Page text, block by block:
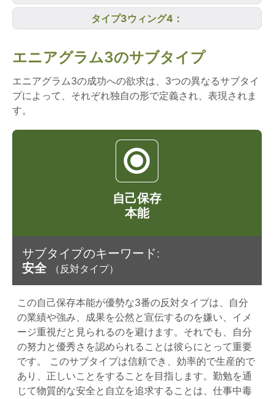
タイプ3ウィング4：
エニアグラム3のサブタイプ
エニアグラム3の成功への欲求は、3つの異なるサブタイ
プによって、それぞれ独自の形で定義され、表現されま
す。
自己保存
本能
サブタイプのキーワード:
安全
（反対タイプ）
この自己保存本能が優勢な3番の反対タイプは、自分
の業績や強み、成果を公然と宣伝するのを嫌い、イメ
ージ重視だと見られるのを避けます。それでも、自分
の努力と優秀さを認められることは彼らにとって重要
です。 このサブタイプは信頼でき、効率的で生産的で
あり、正しいことをすることを目指します。勤勉を通
じて物質的な安全と自立を追求することは、仕事中毒